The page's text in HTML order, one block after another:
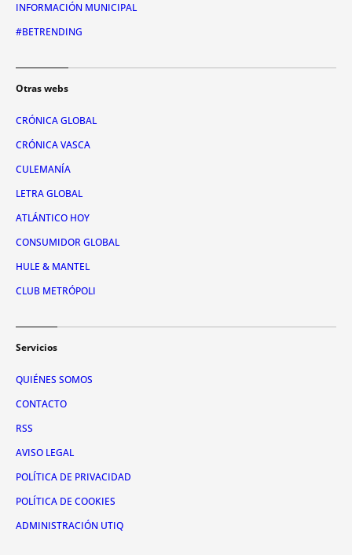
INFORMACIÓN MUNICIPAL
#BETRENDING
Otras webs
CRÓNICA GLOBAL
CRÓNICA VASCA
CULEMANÍA
LETRA GLOBAL
ATLÁNTICO HOY
CONSUMIDOR GLOBAL
HULE & MANTEL
CLUB METRÓPOLI
Servicios
QUIÉNES SOMOS
CONTACTO
RSS
AVISO LEGAL
POLÍTICA DE PRIVACIDAD
POLÍTICA DE COOKIES
ADMINISTRACIÓN UTIQ